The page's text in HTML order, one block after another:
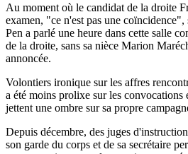
Au moment où le candidat de la droite
examen, "ce n'est pas une
Pen a parlé une heure dans cette salle
de la droite, sans sa nièce Marion
annoncée.
Volontiers ironique sur les affres
a été moins prolixe sur les
jettent une ombre sur sa propre
Depuis décembre, des juges
son garde du corps et de sa secrétaire